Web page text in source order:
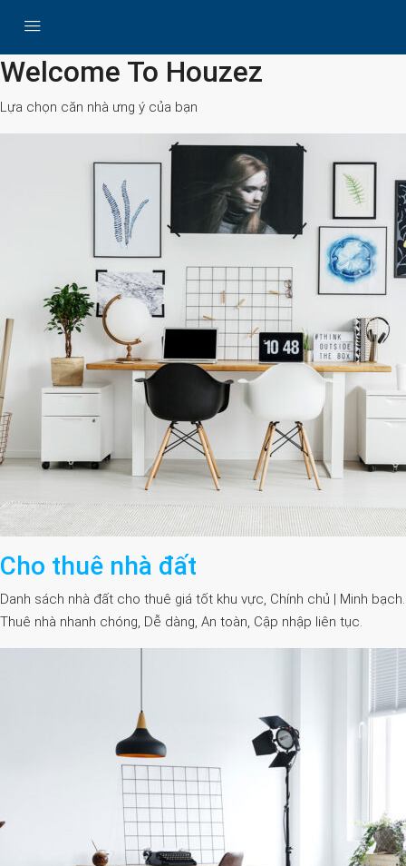
Search
Welcome To Houzez
Lựa chọn căn nhà ưng ý của bạn
Cho thuê nhà đất
Danh sách nhà đất cho thuê giá tốt khu vực, Chính chủ | Minh bạch.
Thuê nhà nhanh chóng, Dễ dàng, An toàn, Cập nhập liên tục.